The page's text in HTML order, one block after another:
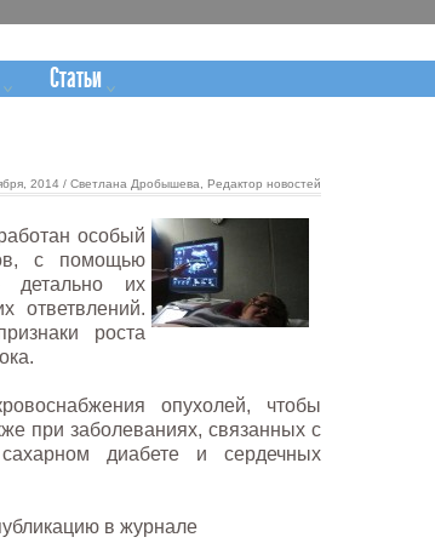
Статьи
2014 / Светлана Дробышева, Редактор новостей
особый
с помощью
детально их
ответвлений.
роста
опухолей, чтобы
при заболеваниях, связанных с
диабете и сердечных
в журнале